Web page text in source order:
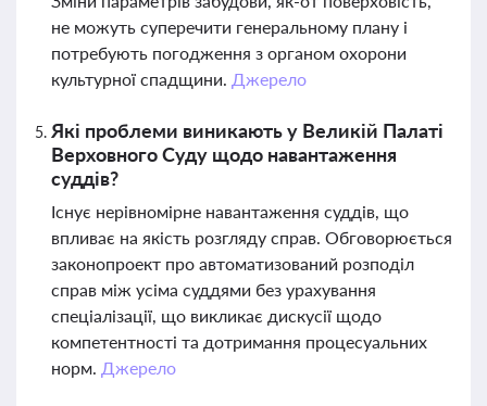
не можуть суперечити генеральному плану і
потребують погодження з органом охорони
культурної спадщини. Джерело
Які проблеми виникають у Великій Палаті
Верховного Суду щодо навантаження
суддів?
Існує нерівномірне навантаження суддів, що
впливає на якість розгляду справ. Обговорюється
законопроект про автоматизований розподіл
справ між усіма суддями без урахування
спеціалізації, що викликає дискусії щодо
компетентності та дотримання процесуальних
норм. Джерело